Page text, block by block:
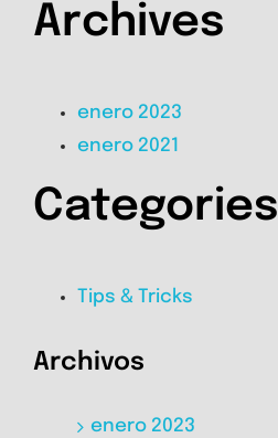
Archives
enero 2023
enero 2021
Categories
Tips & Tricks
Archivos
enero 2023